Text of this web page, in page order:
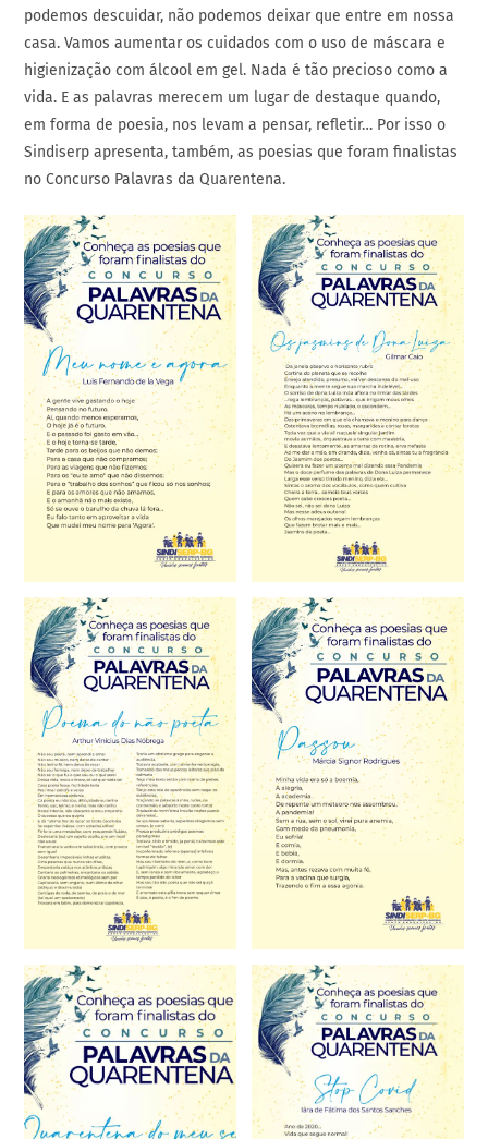
podemos descuidar, não podemos deixar que entre em nossa
casa. Vamos aumentar os cuidados com o uso de máscara e
higienização com álcool em gel. Nada é tão precioso como a
vida. E as palavras merecem um lugar de destaque quando,
em forma de poesia, nos levam a pensar, refletir… Por isso o
Sindiserp apresenta, também, as poesias que foram finalistas
no Concurso Palavras da Quarentena.